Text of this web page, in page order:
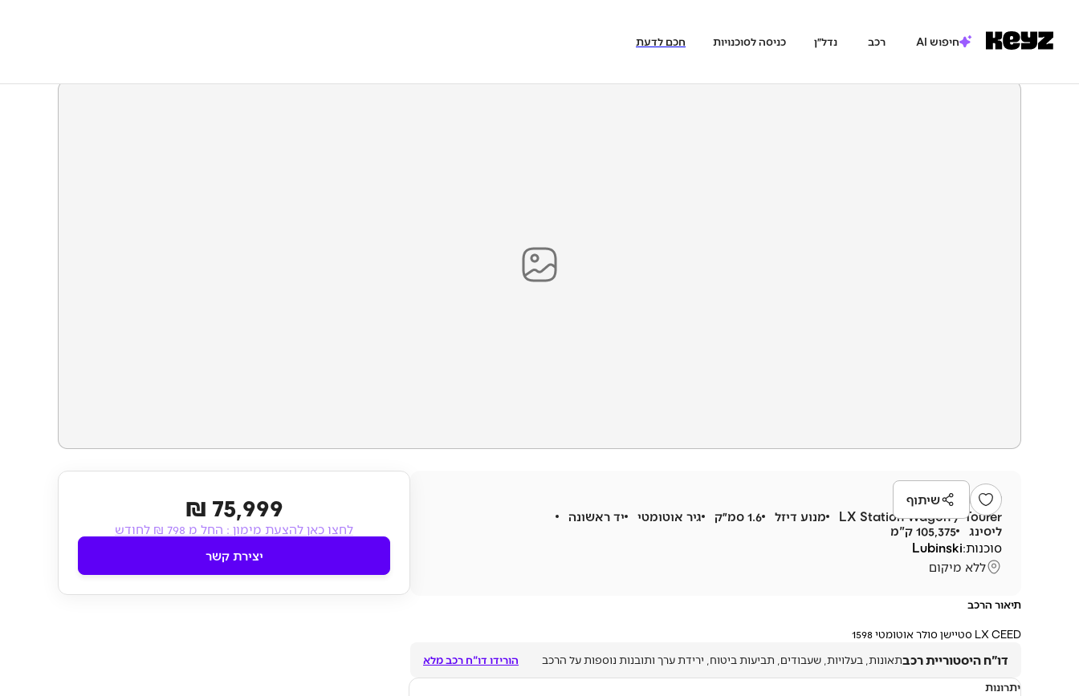
חיפוש AI רכב נדל״ן כניסה לסוכנויות חכם לדעת
קיהסיד2023
שיתוף
LX Station Wagon / Tourer
מנוע דיזל 1.6 סמ״ק גיר אוטומטי
יד ראשונה
ליסינג
105,375 ק"מ
סוכנות:Lubinski
ללא מיקום
תיאור הרכב
LX CEED סטיישן סולר אוטומטי 1598
דו"ח היסטוריית רכבתאונות, בעלויות, שעבודים, תביעות ביטוח, ירידת ערך ותובנות נוספות על הרכב
הורידו דו"ח רכב מלא
יתרונות
75,999 ₪
לחצו כאן להצעת מימון : החל מ 798 ₪ לחודש
יצירת קשר